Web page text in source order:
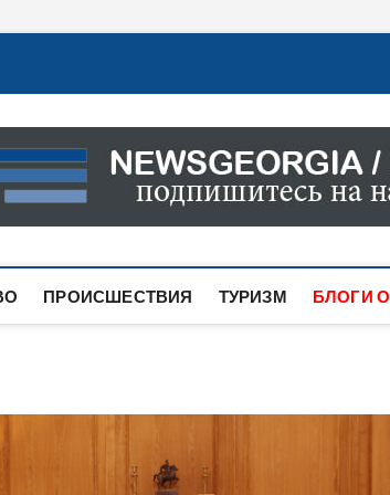
Грузии
ИНФОРМАЦИЯ О СОБЫТИЯХ
НАЙДЕТЕ НОВОСТИ ПОЛИТИКИ,
ПРОИСШЕСТВИЯ ТУРИЗМ БЛОГИ